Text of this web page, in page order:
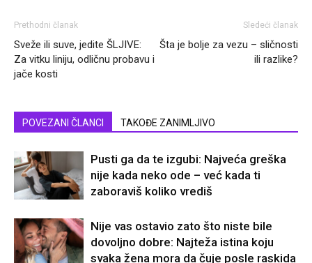
Prethodni članak
Sveže ili suve, jedite ŠLJIVE:
Za vitku liniju, odličnu probavu i
jače kosti
Sledeći članak
Šta je bolje za vezu – sličnosti
ili razlike?
POVEZANI ČLANCI TAKOĐE ZANIMLJIVO
Pusti ga da te izgubi: Najveća greška
nije kada neko ode – već kada ti
zaboraviš koliko vrediš
Nije vas ostavio zato što niste bile
dovoljno dobre: Najteža istina koju
svaka žena mora da čuje posle raskida